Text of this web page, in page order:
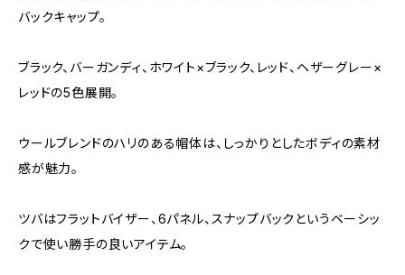
バックキャップ。
ブラック、バーガンディ、ホワイト×ブラック、レッド、ヘザーグレー×
レッドの5色展開。
ウールブレンドのハリのある帽体は、しっかりとしたボディの素材
感が魅力。
ツバはフラットバイザー、6パネル、スナップバックというベーシッ
クで使い勝手の良いアイテム。